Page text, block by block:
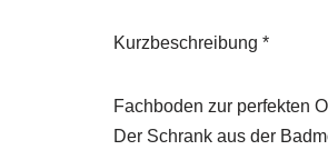
Kurzbeschreibung *
Fachboden zur perfekten
Der Schrank aus der